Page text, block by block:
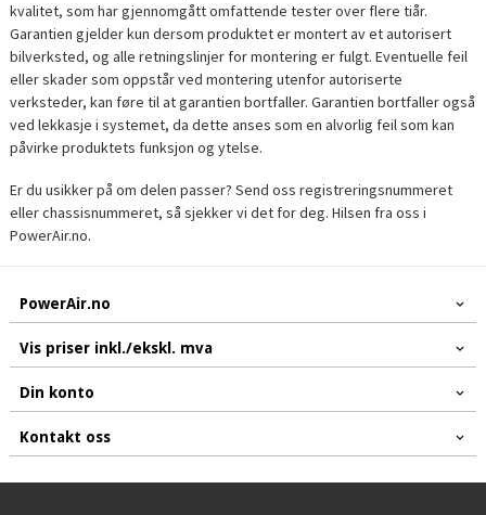
kvalitet, som har gjennomgått omfattende tester over flere tiår.
Garantien gjelder kun dersom produktet er montert av et autorisert
bilverksted, og alle retningslinjer for montering er fulgt. Eventuelle feil
eller skader som oppstår ved montering utenfor autoriserte
verksteder, kan føre til at garantien bortfaller. Garantien bortfaller også
ved lekkasje i systemet, da dette anses som en alvorlig feil som kan
påvirke produktets funksjon og ytelse.
Er du usikker på om delen passer? Send oss registreringsnummeret
eller chassisnummeret, så sjekker vi det for deg. Hilsen fra oss i
PowerAir.no.
PowerAir.no
Vis priser inkl./ekskl. mva
Din konto
Kontakt oss